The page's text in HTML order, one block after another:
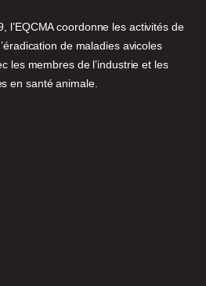
l’EQCMA coordonne les activités de
de maladies avicoles
les membres de l’industrie et les
en santé animale.